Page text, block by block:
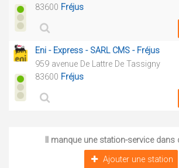
83600 Fréjus
Eni - Express - SARL CMS - Fréjus
959 avenue De Lattre De Tassigny
83600 Fréjus
Il manque une station-service dans
Ajouter une station